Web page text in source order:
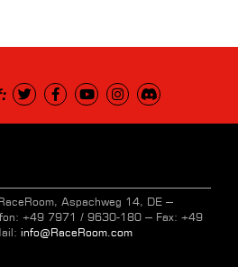
Aspachweg 14, DE –
+49 7971 / 9630-180 – Fax: +49
info@RaceRoom.com